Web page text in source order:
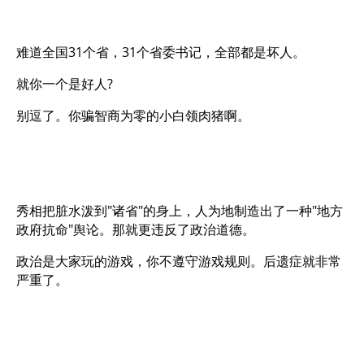
难道全国31个省，31个省委书记，全部都是坏人。
就你一个是好人?
别逗了。你骗智商为零的小白领肉猪啊。
秀相把脏水泼到"诸省"的身上，人为地制造出了一种"地方
政府抗命"舆论。那就更违反了政治道德。
政治是大家玩的游戏，你不遵守游戏规则。后遗症就非常
严重了。